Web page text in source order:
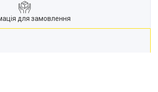
для замовлення